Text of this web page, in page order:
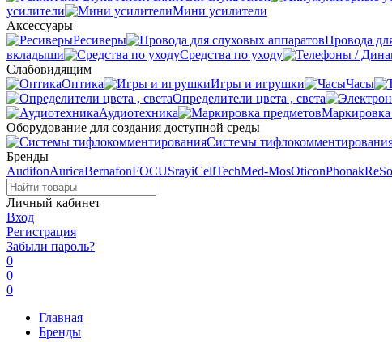
усилители
Мини усилители
Аксессуары
Ресиверы
Провода
вкладыши
Средства по уходу
Слабовидящим
Оптика
Игры и игрушки Часы
Определители цвета , света
Аудиотехника
Маркировка
Оборудование для создания доступной среды
Системы
Бренды
AudifonAuricaBernafonFOCUSrayiCellTechMed-MosOticonPhonak
Личный кабинет
Вход
Регистрация
Забыли пароль?
0
0
0
Главная
Бренды